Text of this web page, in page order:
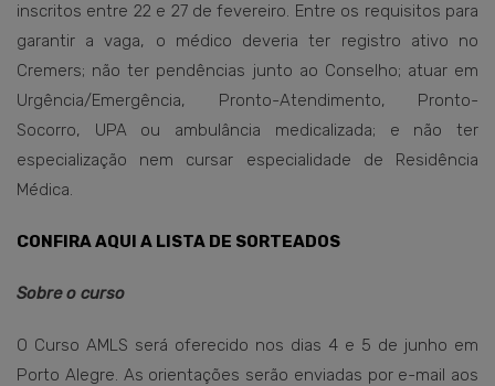
inscritos entre 22 e 27 de fevereiro. Entre os requisitos para
garantir a vaga, o médico deveria ter registro ativo no
Cremers; não ter pendências junto ao Conselho; atuar em
Urgência/Emergência, Pronto-Atendimento, Pronto-
Socorro, UPA ou ambulância medicalizada; e não ter
especialização nem cursar especialidade de Residência
Médica.
CONFIRA AQUI A LISTA DE SORTEADOS
Sobre o curso
O Curso AMLS será oferecido nos dias 4 e 5 de junho em
Porto Alegre. As orientações serão enviadas por e-mail aos